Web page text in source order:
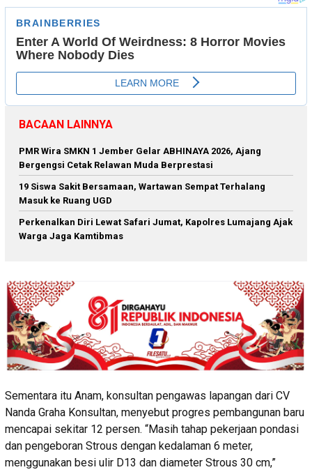
BACAAN LAINNYA
PMR Wira SMKN 1 Jember Gelar ABHINAYA 2026, Ajang
Bergengsi Cetak Relawan Muda Berprestasi
19 Siswa Sakit Bersamaan, Wartawan Sempat Terhalang
Masuk ke Ruang UGD
Perkenalkan Diri Lewat Safari Jumat, Kapolres Lumajang Ajak
Warga Jaga Kamtibmas
Sementara itu Anam, konsultan pengawas lapangan dari CV
Nanda Graha Konsultan, menyebut progres pembangunan baru
mencapai sekitar 12 persen. “Masih tahap pekerjaan pondasi
dan pengeboran Strous dengan kedalaman 6 meter,
menggunakan besi ulir D13 dan diameter Strous 30 cm,”